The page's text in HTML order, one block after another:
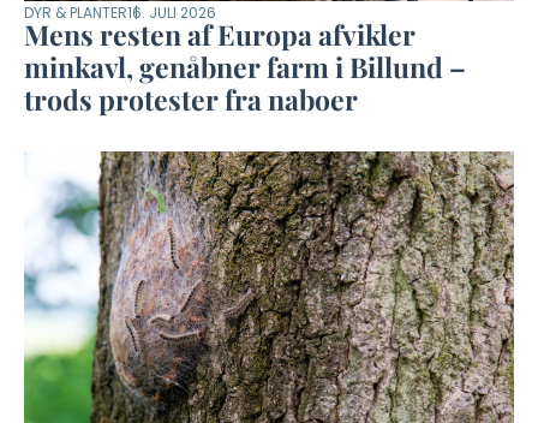
DYR & PLANTER16. JULI 2026
Mens resten af Europa afvikler
minkavl, genåbner farm i Billund –
trods protester fra naboer